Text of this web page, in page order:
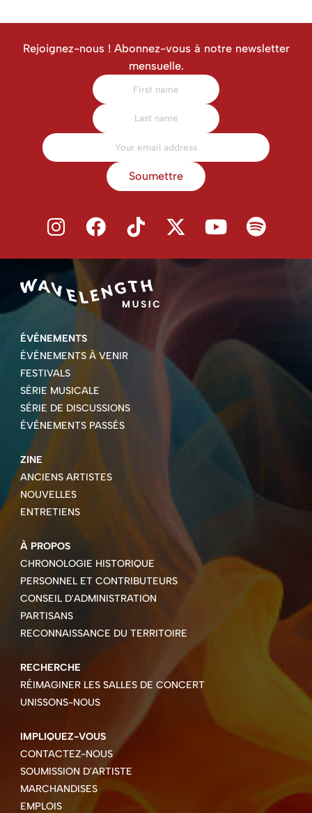
Rejoignez-nous ! Abonnez-vous à notre newsletter
mensuelle.
Soumettre
ÉVÉNEMENTS
ÉVÉNEMENTS À VENIR
FESTIVALS
SÉRIE MUSICALE
SÉRIE DE DISCUSSIONS
ÉVÉNEMENTS PASSÉS
ZINE
ANCIENS ARTISTES
NOUVELLES
ENTRETIENS
À PROPOS
CHRONOLOGIE HISTORIQUE
PERSONNEL ET CONTRIBUTEURS
CONSEIL D'ADMINISTRATION
PARTISANS
RECONNAISSANCE DU TERRITOIRE
RECHERCHE
RÉIMAGINER LES SALLES DE CONCERT
UNISSONS-NOUS
IMPLIQUEZ-VOUS
CONTACTEZ-NOUS
SOUMISSION D'ARTISTE
MARCHANDISES
EMPLOIS